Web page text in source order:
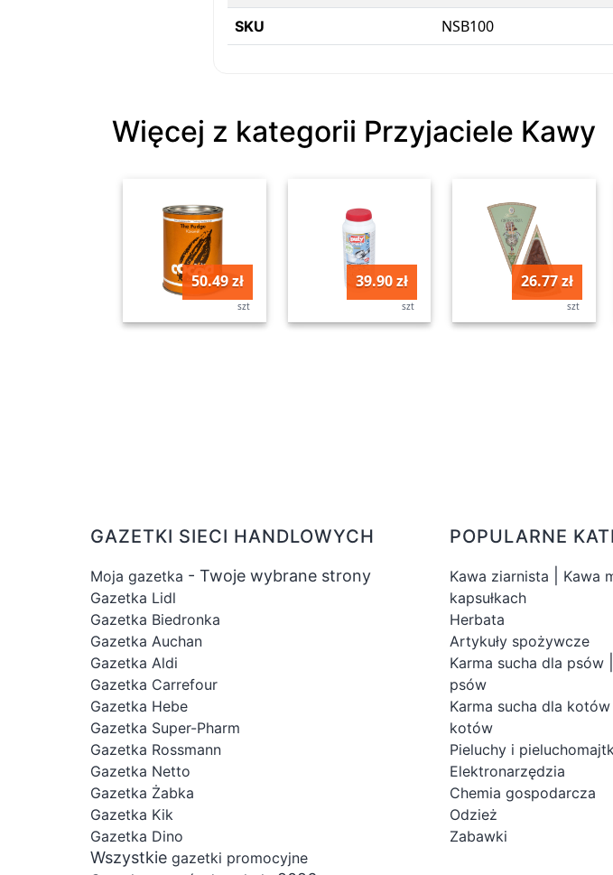
SKU NSB100
Więcej z kategorii Przyjaciele Kawy
50.49 zł
szt
39.90 zł
szt
26.77 zł
szt
GAZETKI SIECI HANDLOWYCH
Moja gazetka - Twoje wybrane strony
Gazetka Lidl
Gazetka Biedronka
Gazetka Auchan
Gazetka Aldi
Gazetka Carrefour
Gazetka Hebe
Gazetka Super-Pharm
Gazetka Rossmann
Gazetka Netto
Gazetka Żabka
Gazetka Kik
Gazetka Dino
Wszystkie gazetki promocyjne
POPULARNE
Kawa ziarnista Kawa
kapsułkach
Herbata
Artykuły spożywcze
Karma sucha dla psów
psów
Karma sucha dla kotów
kotów
Pieluchy i
Elektronarzędzia
Chemia gospodarcza
Odzież
Zabawki